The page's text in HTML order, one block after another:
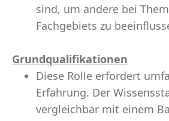
sind, um andere bei
Fachgebiets zu
Grundqualifikationen
Diese Rolle erfordert
Erfahrung. Der
vergleichbar mit einem